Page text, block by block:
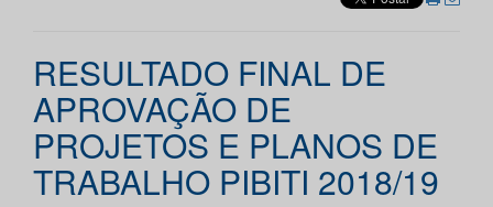
RESULTADO FINAL DE
APROVAÇÃO DE
PROJETOS E PLANOS DE
TRABALHO PIBITI 2018/19